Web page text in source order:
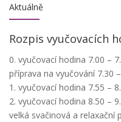
Aktuálně
Rozpis vyučovacích
0. vyučovací hodina 7.00 –
příprava na vyučování 7.30
1. vyučovací hodina 7.55 –
2. vyučovací hodina 8.50 –
velká svačinová a relaxační